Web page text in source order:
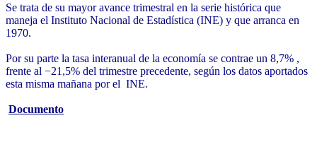
Se trata de su mayor avance trimestral en la serie histórica que
maneja el Instituto Nacional de Estadística (INE) y que arranca en
1970.
Por su parte la tasa interanual de la economía se contrae un 8,7% ,
frente al −21,5% del trimestre precedente, según los datos aportados
esta misma mañana por el INE.
Documento